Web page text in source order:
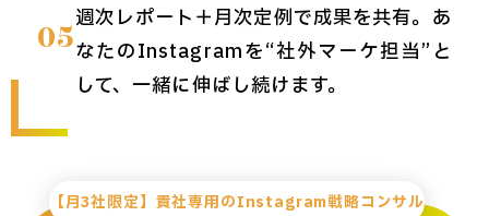
05週次レポート＋月次定例で成果を共有。あ
なたのInstagramを“社外マーケ担当”と
して、一緒に伸ばし続けます。
【月3社限定】貴社専用のInstagram戦略コンサル